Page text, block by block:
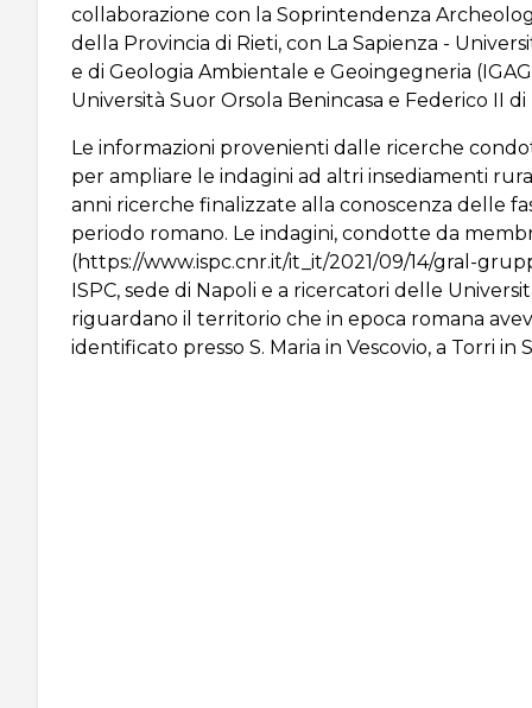
collaborazione con la Soprintendenza
della Provincia di Rieti, con La Sapienza -
e di Geologia Ambientale e Geoingegneria
Università Suor Orsola Benincasa e Federico II
Le informazioni provenienti dalle ricerche
per ampliare le indagini ad altri insediamenti
anni ricerche finalizzate alla conoscenza delle
periodo romano. Le indagini, condotte da
(https://www.ispc.cnr.it/it_it/2021/09/14/gral-
ISPC, sede di Napoli e a ricercatori delle
riguardano il territorio che in epoca romana
identificato presso S. Maria in Vescovio, a Torri in